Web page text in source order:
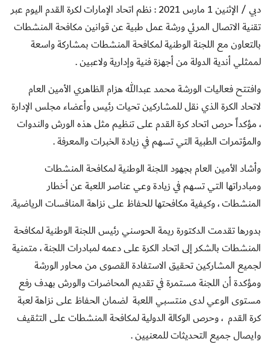
دبي / الإثنين 1 مارس 2021 :
نظم اتحاد الإمارات لكرة القدم اليوم عبر
تقنية الاتصال المرئي ورشة عمل طبية عن قوانين مكافحة المنشطات
بالتعاون مع اللجنة الوطنية لمكافحة المنشطات بمشاركة واسعة
لممثلي أندية الدولة من أجهزة فنية وإدارية ولاعبين .
وافتتح فعاليات الورشة محمد عبدالله هزام الظاهري الأمين العام
لاتحاد الكرة الذي نقل للمشاركين تحيات رئيس وأعضاء مجلس الإدارة
، مؤكداً حرص اتحاد كرة القدم على تنظيم مثل هذه الورش والندوات
والمؤتمرات الطبية التي تسهم في زيادة الخبرات والمعرفة .
وأشاد الأمين العام بجهود اللجنة الوطنية لمكافحة المنشطات
ومبادراتها التي تسهم في زيادة وعيعناصر اللعبةعن أخطار
المنشطات ، وكيفية مكافحتها للحفاظ على نزاهة المنافسات الرياضية.
بدورها تقدمت الدكتورة ريمة الحوسني رئيس اللجنة الوطنية لمكافحة
المنشطات بالشكر إلى اتحاد الكرة على دعمه لمبادرات اللجنة ، متمنية
لجميع المشاركين تحقيق الاستفادة القصوى من محاور الورشة
ومؤكدة أن اللجنة مستمرة في تقديم المحاضرات والورش بهدف رفع
مستوى الوعي لدى منتسبي اللعبة لضمان الحفاظ على نزاهة لعبة
كرة القدم ، وحرص الوكالة الدولية لمكافحة المنشطات على التثقيف
وايصال جميع التحديثات للمعنيين .